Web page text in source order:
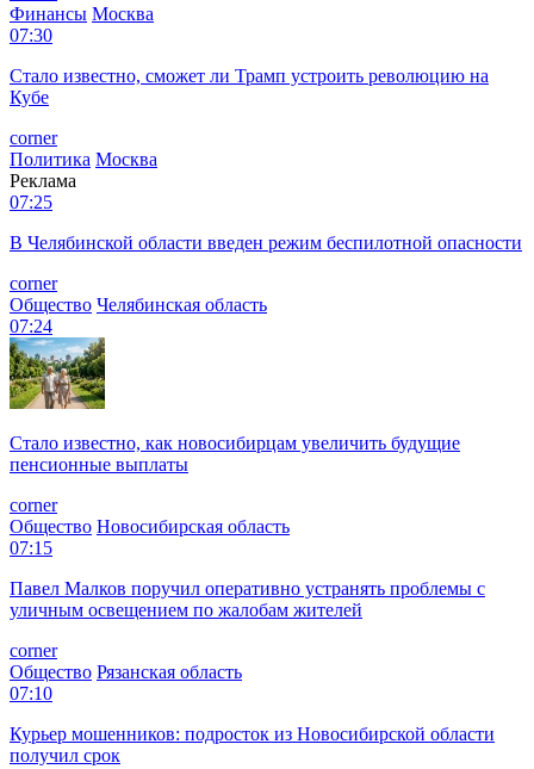
Финансы Москва
07:30
Стало известно, сможет ли Трамп устроить революцию на
Кубе
corner
Политика Москва
Реклама
07:25
В Челябинской области введен режим беспилотной опасности
corner
Общество Челябинская область
07:24
Стало известно, как новосибирцам увеличить будущие
пенсионные выплаты
corner
Общество Новосибирская область
07:15
Павел Малков поручил оперативно устранять проблемы с
уличным освещением по жалобам жителей
corner
Общество Рязанская область
07:10
Курьер мошенников: подросток из Новосибирской области
получил срок